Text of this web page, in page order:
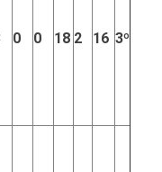
0 0 18 2 16 3º